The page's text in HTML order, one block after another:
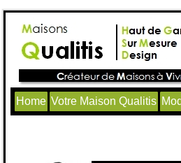
Home Votre Maison Qualitis